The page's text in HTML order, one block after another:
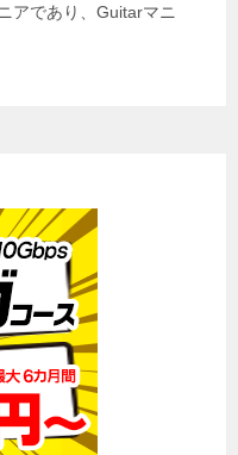
アであり、Guitarマニ